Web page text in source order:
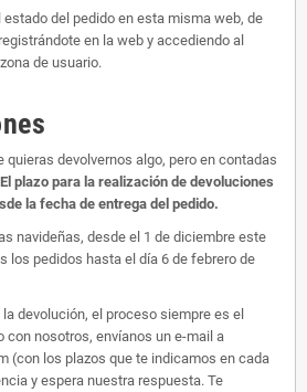
del pedido en esta misma web, de
en la web y accediendo al
de usuario.
quieras devolvernos algo, pero en contadas
El plazo para la realización de devoluciones
la fecha de entrega del pedido.
navideñas, desde el 1 de diciembre este
los pedidos hasta el día 6 de febrero de
devolución, el proceso siempre es el
con nosotros, envíanos un e-mail a
(con los plazos que te indicamos en cada
y espera nuestra respuesta. Te